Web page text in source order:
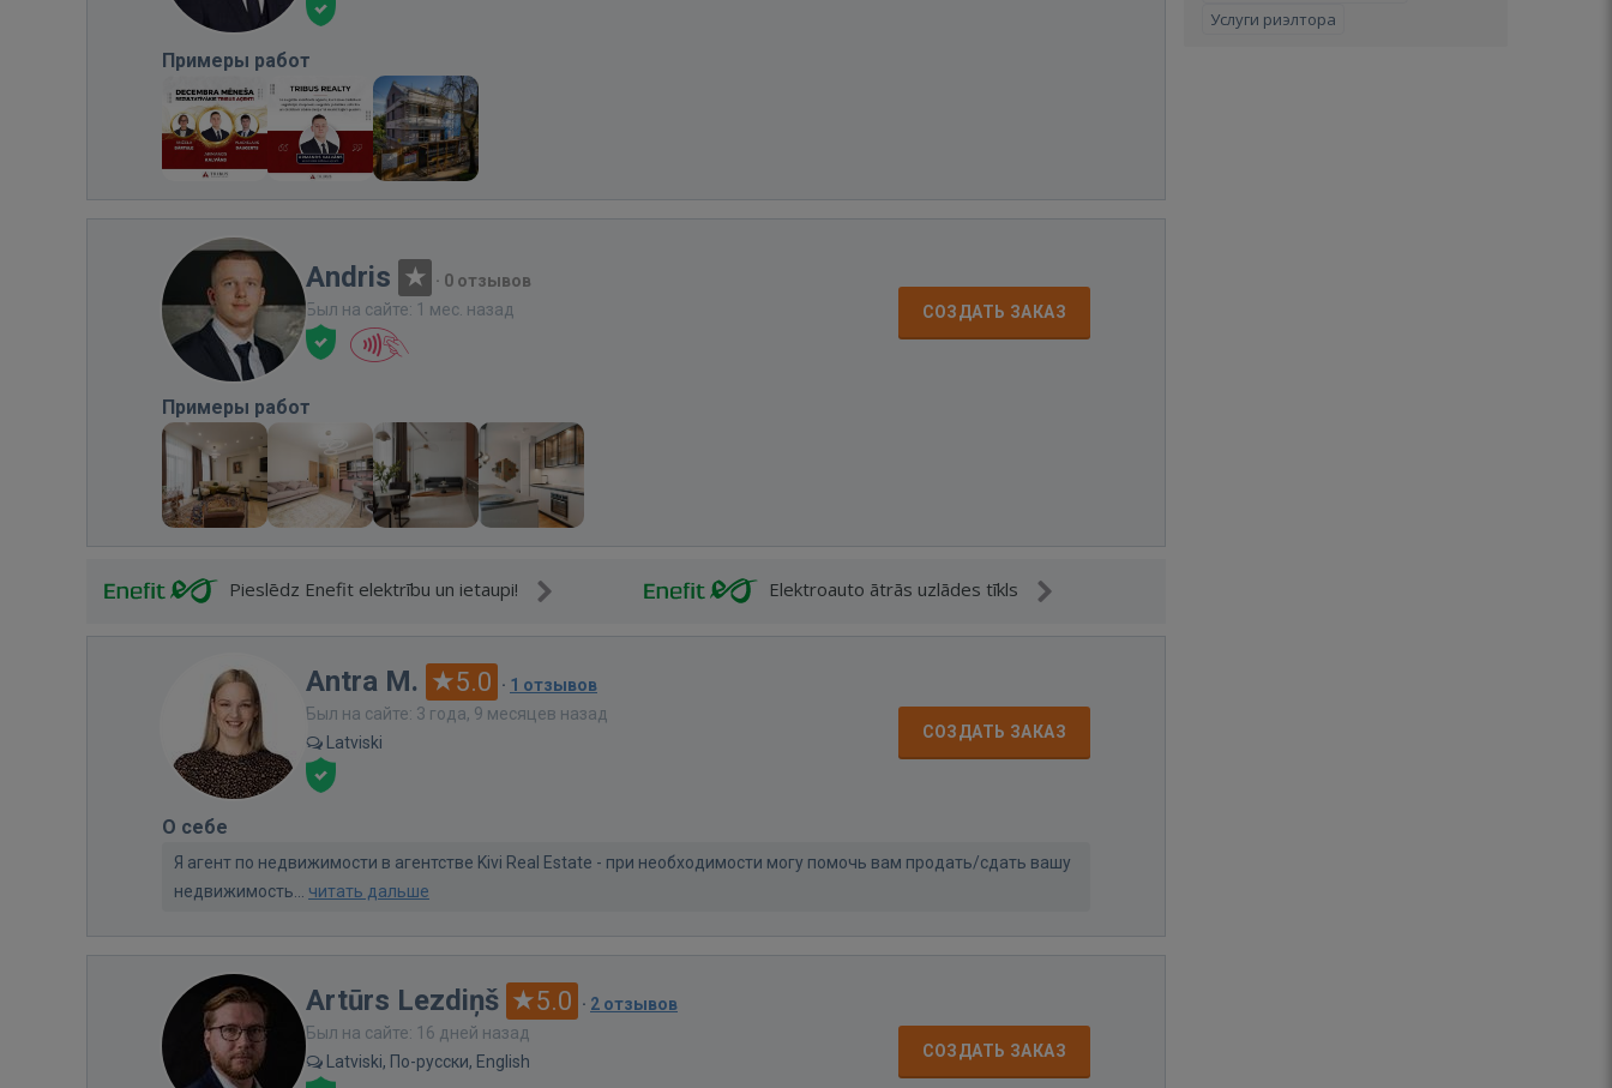
Примеры работ
Andris · 0 отзывов
Был на сайте: 1 мес. назад
СОЗДАТЬ ЗАКАЗ
Примеры работ
Pieslēdz Enefit elektrību un ietaupi! Elektroauto ātrās uzlādes tīkls
Antra M. 5.0 · 1 отзывов
Был на сайте: 3 года, 9 месяцев назад
Latviski
СОЗДАТЬ ЗАКАЗ
О себе
Я агент по недвижимости в агентстве Kivi Real Estate - при необходимости могу помочь вам продать/сдать вашу
недвижимость... читать дальше
Artūrs Lezdiņš 5.0 · 2 отзывов
Был на сайте: 16 дней назад
Latviski, По-русски, English
СОЗДАТЬ ЗАКАЗ
Услуги риэлтора